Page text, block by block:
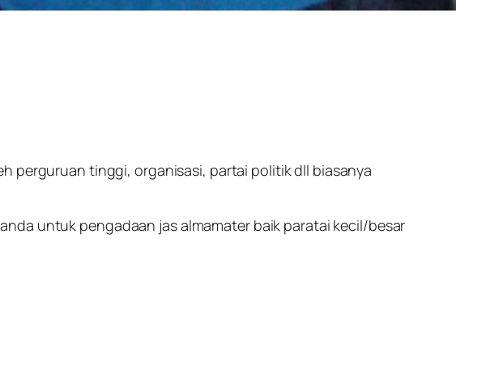
perguruan tinggi, organisasi, partai politik dll biasanya
untuk pengadaan jas almamater baik paratai kecil/besar